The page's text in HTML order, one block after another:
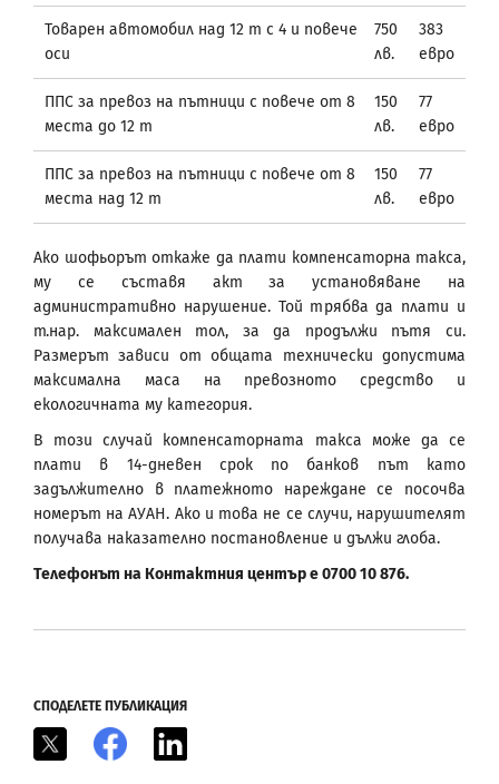
Товарен автомобил над 12 т с 4 и повече
оси
750
лв.
383
евро
ППС за превоз на пътници с повече от 8
места до 12 т
150
лв.
77
евро
ППС за превоз на пътници с повече от 8
места над 12 т
150
лв.
77
евро
Ако шофьорът откаже да плати компенсаторна такса,
му се съставя акт за установяване на
административно нарушение. Той трябва да плати и
т.нар. максимален тол, за да продължи пътя си.
Размерът зависи от общата технически допустима
максимална маса на превозното средство и
екологичната му категория.
В този случай компенсаторната такса може да се
плати в 14-дневен срок по банков път като
задължително в платежното нареждане се посочва
номерът на АУАН. Ако и това не се случи, нарушителят
получава наказателно постановление и дължи глоба.
Телефонът на Контактния център е 0700 10 876.
СПОДЕЛЕТЕ ПУБЛИКАЦИЯ
Facebook